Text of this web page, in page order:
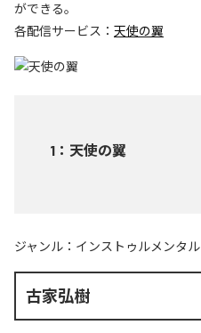
ができる。
各配信サービス： 天使の翼
1 ： 天使の翼
ジャンル： インストゥルメンタル
古家弘樹